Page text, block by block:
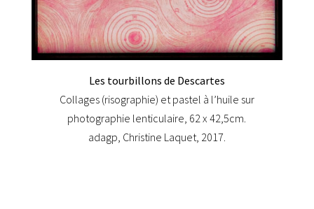
Les tourbillons de Descartes
Collages (risographie) et pastel à l’huile sur
photographie lenticulaire, 62 x 42,5cm.
adagp, Christine Laquet, 2017.